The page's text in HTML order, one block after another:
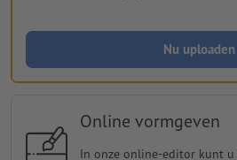
Nu uploaden
Online vormgeven
In onze online-editor kunt